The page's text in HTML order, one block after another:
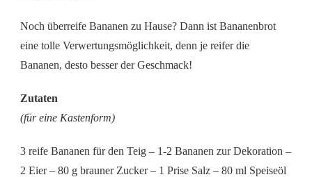
Noch überreife Bananen zu Hause? Dann ist Bananenbrot
eine tolle Verwertungsmöglichkeit, denn je reifer die
Bananen, desto besser der Geschmack!
Zutaten
(für eine Kastenform)
3 reife Bananen für den Teig – 1-2 Bananen zur Dekoration –
2 Eier – 80 g brauner Zucker – 1 Prise Salz – 80 ml Speiseöl